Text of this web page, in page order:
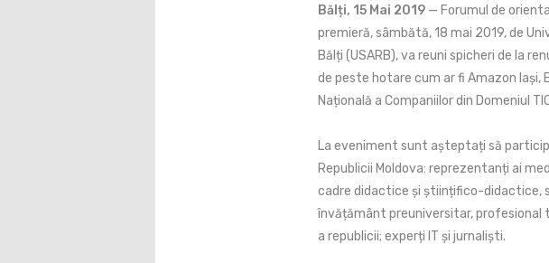
Bălți, 15 Mai 2019 — Forumul de
premieră, sâmbătă, 18 mai 2019, de
Bălți (USARB), va reuni spicheri de la
de peste hotare cum ar fi Amazon Iași,
Națională a Companiilor din Domeniul
La eveniment sunt așteptați să
Republicii Moldova: reprezentanți ai
cadre didactice și științifico-didactice,
învățământ preuniversitar, profesional
a republicii; experți IT și jurnaliști.